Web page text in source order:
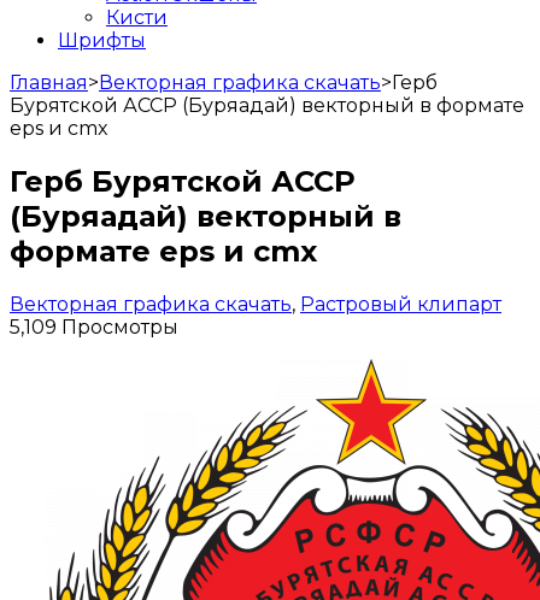
Кисти
Шрифты
Главная>Векторная графика скачать>Герб
Бурятской АССР (Буряадай) векторный в формате
eps и cmx
Герб Бурятской АССР
(Буряадай) векторный в
формате eps и cmx
Векторная графика скачать, Растровый клипарт
5,109 Просмотры